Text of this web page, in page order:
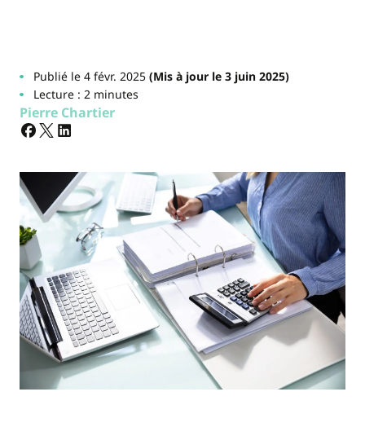
Publié le 4 févr. 2025(Mis à jour le 3 juin 2025)
Lecture : 2 minutes
Pierre Chartier